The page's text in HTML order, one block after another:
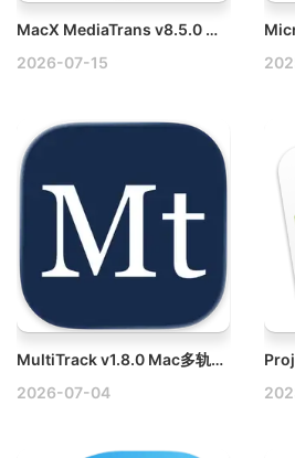
MacX MediaTrans v8.5.0 Mac iOS设备管理工具破解版
2026-07-15
MultiTrack v1.8.0 Mac多轨道视频编辑器破解版
2026-07-04